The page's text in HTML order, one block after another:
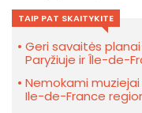
TAIP PAT SKAITYKITE
Geri savaitės planai
Paryžiuje ir Île-de-
Nemokami
Ile-de-France